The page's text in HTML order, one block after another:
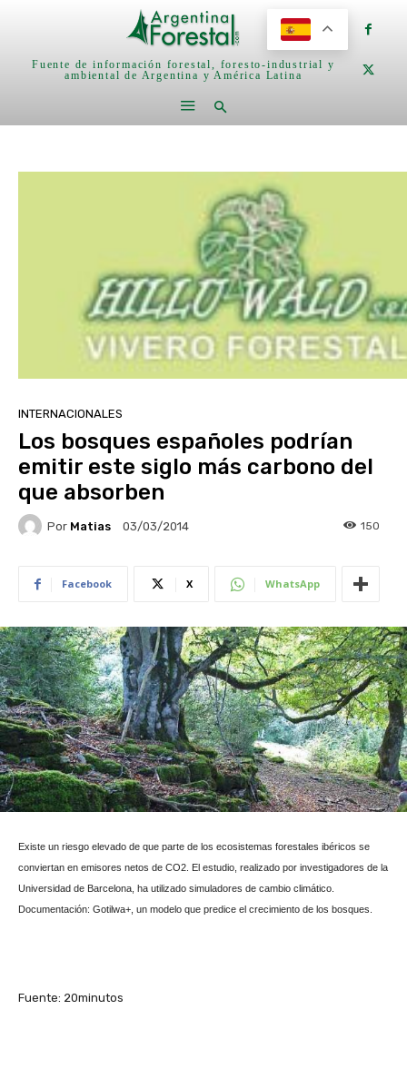
Fuente de información forestal, foresto-industrial y
ambiental de Argentina y América Latina
INTERNACIONALES
Los bosques españoles podrían
emitir este siglo más carbono del
que absorben
Por Matias 03/03/2014 150
Facebook X WhatsApp
Existe un riesgo elevado de que parte de los ecosistemas forestales ibéricos se
conviertan en emisores netos de CO2. El estudio, realizado por investigadores de la
Universidad de Barcelona, ha utilizado simuladores de cambio climático.
Documentación: Gotilwa+, un modelo que predice el crecimiento de los bosques.
Fuente: 20minutos